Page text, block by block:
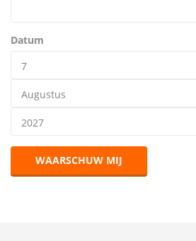
Datum
WAARSCHUW MIJ